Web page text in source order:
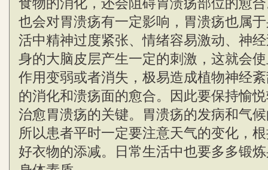
也会对胃溃疡有一定影响，胃溃疡也属
活中精神过度紧张、情绪容易激动、神
身的大脑皮层产生一定的刺激，这就会
作用变弱或者消失，极易造成植物神经
的消化和溃疡面的愈合。因此要保持愉
治愈胃溃疡的关键。胃溃疡的发病和气
所以患者平时一定要注意天气的变化，
好衣物的添减。日常生活中也要多多锻